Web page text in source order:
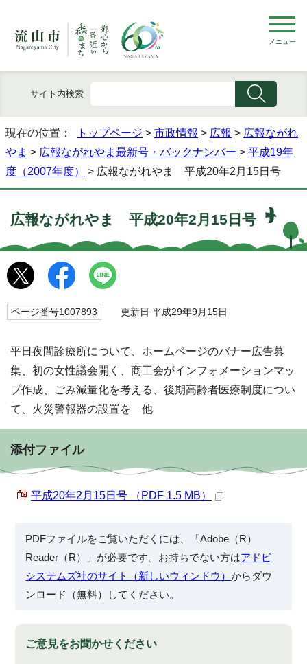
メニュー
サイト内検索
現在の位置： トップページ > 市政情報 > 広報 > 広報ながれ
やま > 広報ながれやま最新号・バックナンバー > 平成19年
度（2007年度）
> 広報ながれやま 平成20年2月15日号
広報ながれやま 平成20年2月15日号
ページ番号1007893 更新日 平成29年9月15日
平日夜間診療所について、ホームページのバナー広告募
集、初の女性議会開く、商工会がインフォメーションマッ
プ作成、ごみ減量化を考える、後期高齢者医療制度につい
て、火災警報器の設置を 他
添付ファイル
平成20年2月15日号 （PDF 1.5 MB）
PDFファイルをご覧いただくには、「Adobe（R）
Reader（R）」が必要です。お持ちでない方はアドビ
システムズ社のサイト（新しいウィンドウ）からダウ
ンロード（無料）してください。
ご意見をお聞かせください